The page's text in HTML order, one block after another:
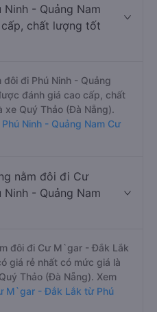
- Quảng Nam
chất lượng tốt
đôi đi Phú Ninh - Quảng
đánh giá cao cấp, chất
xe Quý Thảo (Đà Nẵng).
Phú Ninh - Quảng Nam Cư
nằm đôi đi Cư
- Quảng Nam
đôi đi Cư M`gar - Đắk Lắk
giá rẻ nhất có mức giá là
Thảo (Đà Nẵng). Xem
M`gar - Đắk Lắk từ Phú